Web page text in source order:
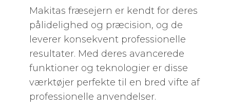
Makitas fræsejern er kendt for deres
pålidelighed og præcision, og de
leverer konsekvent professionelle
resultater. Med deres avancerede
funktioner og teknologier er disse
værktøjer perfekte til en bred vifte af
professionelle anvendelser.